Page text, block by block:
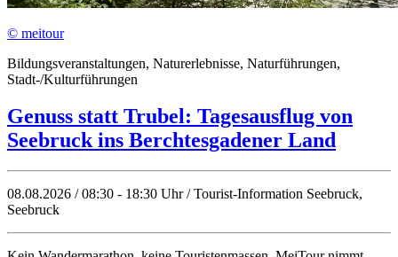
© meitour
Bildungsveranstaltungen, Naturerlebnisse, Naturführungen,
Stadt-/Kulturführungen
Genuss statt Trubel: Tagesausflug von
Seebruck ins Berchtesgadener Land
08.08.2026 / 08:30 - 18:30 Uhr / Tourist-Information Seebruck,
Seebruck